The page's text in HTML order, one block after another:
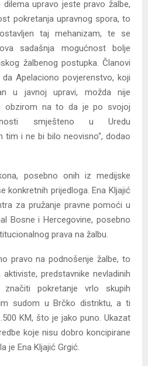
upravo jeste pravo žalbe,
pokretanja upravnog spora, to
taj mehanizam, te se
sadašnja mogućnost bolje
žalbenog postupka. Članovi
Apelaciono povjerenstvo, koji
u javnoj upravi, možda nije
obzirom na to da je po svojoj
smješteno u Uredu
tim i ne bi bilo neovisno“, dodao
posebno onih iz medijske
konkretnih prijedloga. Ena Kljajić
za pružanje pravne pomoći u
Bosne i Hercegovine, posebno
prava na žalbu.
pravo na podnošenje žalbe, to
predstavnike nevladinih
pokretanje vrlo skupih
sudom u Brčko distriktu, a ti
KM, što je jako puno. Ukazat
koje nisu dobro koncipirane
je Ena Kljajić Grgić.